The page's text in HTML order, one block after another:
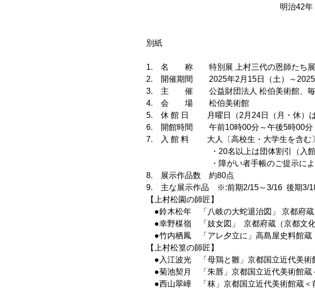
明治42
別紙
1. 名 称 特別展 上村三代の恩師たち展
2. 開催期間 2025年2月15日（土）～2025
3. 主 催 公益財団法人 松伯美術館、毎
4. 会 場 松伯美術館
5. 休 館 日 月曜日（2月24日（月・休）は
6. 開館時間 午前10時00分～午後5時00分（
7. 入 館 料 大人〔高校生・大学生を含む〕
・20名以上は団体割引（入館料
・障がい者手帳のご提示によりご
8. 展示作品数 約80点
9. 主な展示作品 ※:前期2/15～3/16 後期3/
【上村松園の師匠】
●鈴木松年 「八岐の大蛇退治図」 京都府蔵
●幸野楳嶺 「妓女図」 京都府蔵（京都文化
●竹内栖鳳 「アレ夕立に」高島屋史料館蔵
【上村松篁の師匠】
●入江波光 「母鶏と雛」京都国立近代美術
●菊池契月 「朱唇」京都国立近代美術館蔵
●西山翠嶂 「秣」京都国立近代美術館蔵＜